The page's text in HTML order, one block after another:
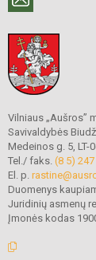
Vilniaus „Aušros”
Savivaldybės
Medeinos g. 5, LT-
Tel./ faks. (8 5) 247
El. p.
Duomenys
Juridinių asmenų
Įmonės kodas